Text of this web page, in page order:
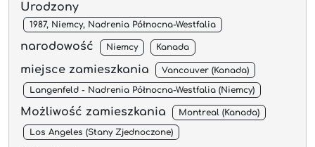
Urodzony
1987, Niemcy, Nadrenia Północna-Westfalia
narodowość Niemcy Kanada
miejsce zamieszkania Vancouver (Kanada)
Langenfeld - Nadrenia Północna-Westfalia (Niemcy)
Możliwość zamieszkania Montreal (Kanada)
Los Angeles (Stany Zjednoczone)